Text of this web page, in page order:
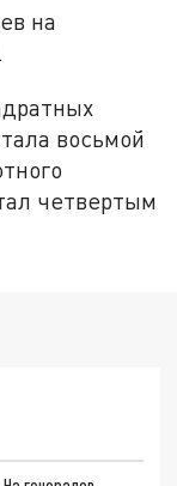
на
восьмой
четвертым